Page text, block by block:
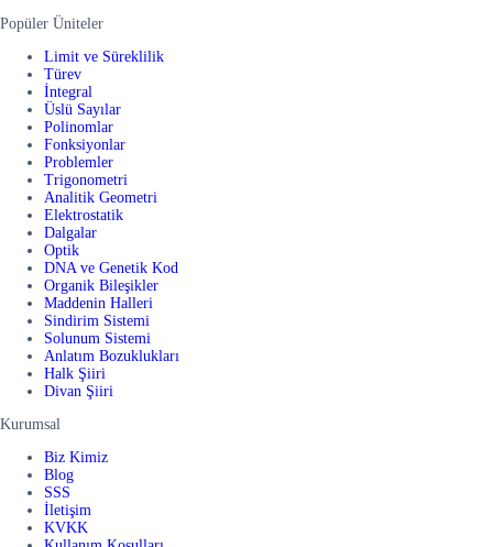
Popüler Üniteler
Limit ve Süreklilik
Türev
İntegral
Üslü Sayılar
Polinomlar
Fonksiyonlar
Problemler
Trigonometri
Analitik Geometri
Elektrostatik
Dalgalar
Optik
DNA ve Genetik Kod
Organik Bileşikler
Maddenin Halleri
Sindirim Sistemi
Solunum Sistemi
Anlatım Bozuklukları
Halk Şiiri
Divan Şiiri
Kurumsal
Biz Kimiz
Blog
SSS
İletişim
KVKK